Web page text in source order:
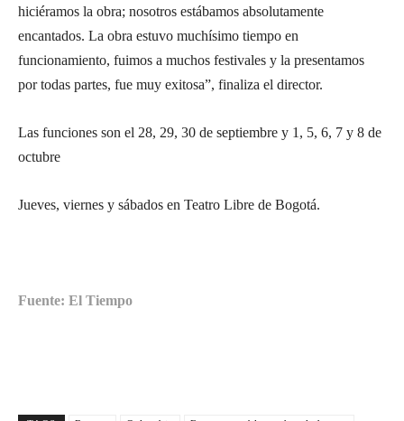
hiciéramos la obra; nosotros estábamos absolutamente
encantados. La obra estuvo muchísimo tiempo en
funcionamiento, fuimos a muchos festivales y la presentamos
por todas partes, fue muy exitosa”, finaliza el director.
Las funciones son el 28, 29, 30 de septiembre y 1, 5, 6, 7 y 8 de
octubre
Jueves, viernes y sábados en Teatro Libre de Bogotá.
Fuente: El Tiempo